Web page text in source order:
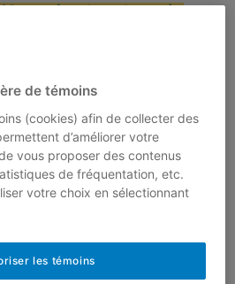
de témoins
(cookies) afin de collecter des
d’améliorer votre
vous proposer des contenus
de fréquentation, etc.
votre choix en sélectionnant
les témoins